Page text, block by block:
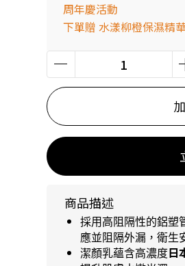
周年慶活動
下單贈 水漾柳橙保濕精
商品描述
採用高阻隔性的鋁塑
應並阻隔外漏，衛生
潔顏乳蘊含高濃度日